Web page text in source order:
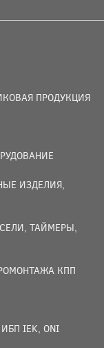
ПРОДУКЦИЯ
ИЗДЕЛИЯ,
ТАЙМЕРЫ,
КПП
IEK, ONI